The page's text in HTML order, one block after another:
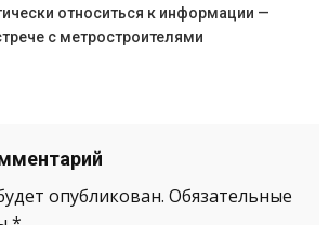
относиться к информации —
с метростроителями
опубликован. Обязательные